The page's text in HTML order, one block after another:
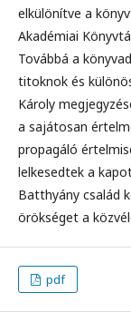
elkülönítve a
Akadémiai
Továbbá a
titoknok és
Károly
a sajátosan
propagáló
lelkesedtek a
Batthyány család
örökséget a
pdf